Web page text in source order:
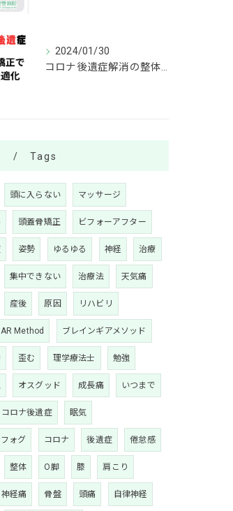
2024/01/30
コロナ後遺症解消の整体院！頭蓋骨調整で脳機能サポート
Tags
頭に入らない マッサージ
頭蓋骨矯正 ビフォーアフター
姿勢 ゆるゆる 神経 治療
集中できない 治療法 天気痛
産後 原因 リハビリ
Method ブレインギアメソッド
歪む 理学療法士 勉強
オスグッド 成長痛 いつまで
コロナ後遺症 眠気
ォグ コロナ 後遺症 倦怠感
整体 O脚 膝 肩こり
神経痛 骨盤 頭痛 自律神経